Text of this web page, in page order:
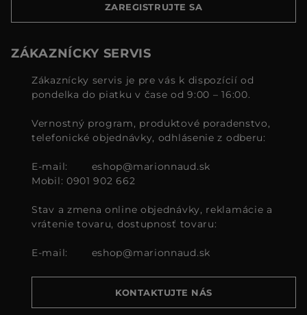
ZAREGISTRUJTE SA
ZÁKAZNÍCKY SERVIS
Zákaznícky servis je pre vás k dispozícií od
pondelka do piatku v čase od 9:00 – 16:00.
Vernostný program, produktové poradenstvo,
telefonické objednávky, odhlásenie z odberu:
E-mail:
eshop@marionnaud.sk
Mobil: 0901 902 662
Stav a zmena online objednávky, reklamácie a
vrátenie tovaru, dostupnosť tovaru:
E-mail: eshop@marionnaud.sk
KONTAKTUJTE NÁS